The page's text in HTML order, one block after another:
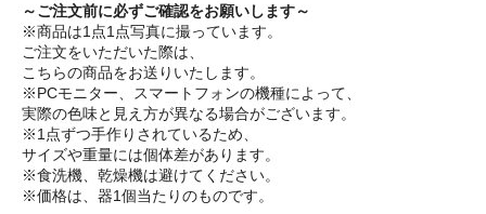
～ご注文前に必ずご確認をお願いします～
※商品は1点1点写真に撮っています。
ご注文をいただいた際は、
こちらの商品をお送りいたします。
※PCモニター、スマートフォンの機種によって、
実際の色味と見え方が異なる場合がございます。
※1点ずつ手作りされているため、
サイズや重量には個体差があります。
※食洗機、乾燥機は避けてください。
※価格は、器1個当たりのものです。